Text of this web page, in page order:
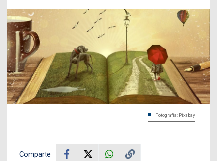
Fotografía: Pixabay
Comparte